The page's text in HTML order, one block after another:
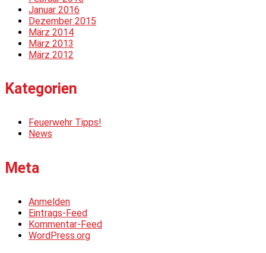
Januar 2016
Dezember 2015
März 2014
März 2013
März 2012
Kategorien
Feuerwehr Tipps!
News
Meta
Anmelden
Eintrags-Feed
Kommentar-Feed
WordPress.org